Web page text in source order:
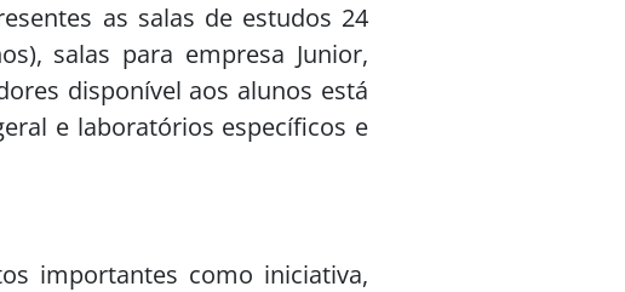
as salas de estudos 24
salas para empresa Junior,
disponível aos alunos está
e laboratórios específicos e
importantes como iniciativa,